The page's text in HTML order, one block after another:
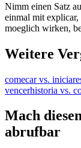
Nimm einen Satz
einmal mit explicar,
moeglich wirken,
Weitere
comecar vs. iniciar
vencerhistoria vs.
Mach
abrufbar